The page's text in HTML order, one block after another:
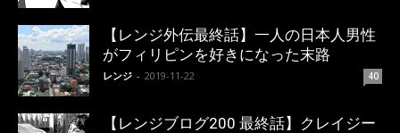
【レンジ外伝最終話】一人の日本人男性
がフィリピンを好きになった末路
レンジ - 2019-11-22 40
【レンジブログ200 最終話】クレイジー